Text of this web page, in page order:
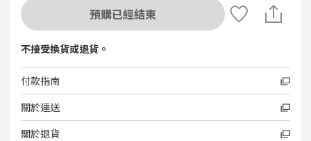
預購已經結束
不接受換貨或退貨。
付款指南
關於運送
關於退貨